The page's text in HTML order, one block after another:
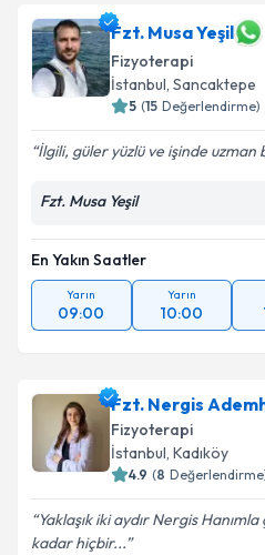
Fzt. Musa Yeşil
Fizyoterapi
İstanbul, Sancaktepe
5 (15 Değerlendirme)
İlgili, güler yüzlü ve işinde
Fzt. Musa Yeşil
En Yakın Saatler
Yarın
09:00
Yarın
10:00
Fzt. Nergis
Fizyoterapi
İstanbul, Kadıköy
4.9 (8
Yaklaşık iki aydır Nergis Hanımla
kadar hiçbir...